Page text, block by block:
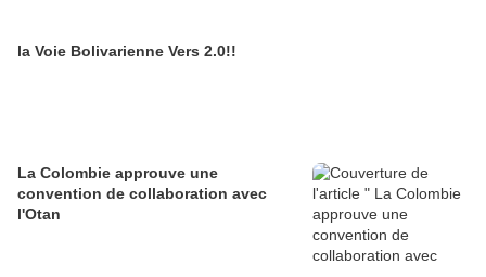
la Voie Bolivarienne Vers 2.0!!
La Colombie approuve une
convention de collaboration avec
l'Otan